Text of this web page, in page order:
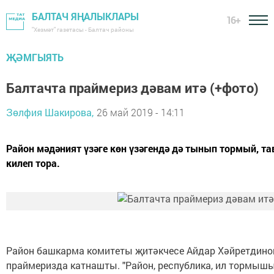
БАЛТАЧ ЯҢАЛЫКЛАРЫ
"Хезмәт" газетасы - Балтач районы
16+
ҖӘМГЫЯТЬ
Балтачта праймериз дәвам итә (+фото)
Зөлфия Шакирова, 26 май 2019 - 14:11
Район мәдәният үзәге көн үзәгендә дә тынып тормый,
килеп тора.
Район башкарма комитеты җитәкчесе Айдар
праймеризда катнашты. "Район, республика, ил